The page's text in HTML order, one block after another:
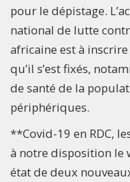
pour le dépistage.
national de lutte
africaine est à
qu’il s’est fixés,
de santé de la
périphériques.
**Covid-19 en RDC,
à notre disposition le
état de deux